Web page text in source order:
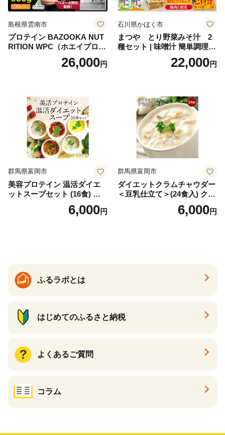
島根県雲南市
プロテイン BAZOOKA NUT
RITION WPC（ホエイプロテ
イン）＜プレーン＞ 900g｜
バズーカ岡田監修・植物由来
ロン [AIEN005]
26,000円
石川県かほく市
まつや とり野菜みそ汁 2
種セット | 味噌汁 簡単調理
お味噌 おみそ みそ とり野菜
時短料理 時短ごはん ご当地
22,000円
群馬県富岡市
美容プロテイン 温活ダイエ
ットスープセット (16食) 小
分け スープ 食べ比べ セット
詰合せ クラムチャウダー チ
6,000円
群馬県富岡市
ダイエットクラムチャウダー
＜豆乳仕立て＞(24食入) クラ
ムチャウダー 豆乳 ダイエッ
ト スープ プロテイン たんぱ
6,000円
ふるラボとは
はじめてのふるさと納税
よくあるご質問
コラム